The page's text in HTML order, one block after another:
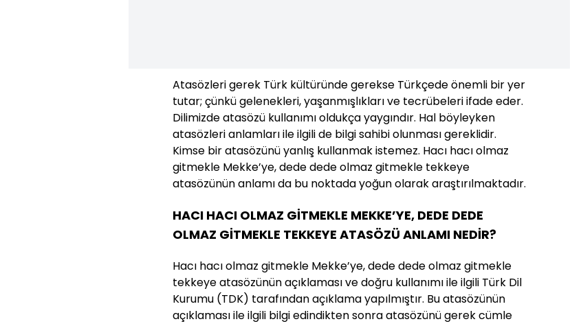
Atasözleri gerek Türk kültüründe gerekse Türkçede önemli bir yer
tutar; çünkü gelenekleri, yaşanmışlıkları ve tecrübeleri ifade eder.
Dilimizde atasözü kullanımı oldukça yaygındır. Hal böyleyken
atasözleri anlamları ile ilgili de bilgi sahibi olunması gereklidir.
Kimse bir atasözünü yanlış kullanmak istemez. Hacı hacı olmaz
gitmekle Mekke’ye, dede dede olmaz gitmekle tekkeye
atasözünün anlamı da bu noktada yoğun olarak araştırılmaktadır.
HACI HACI OLMAZ GİTMEKLE MEKKE’YE, DEDE DEDE
OLMAZ GİTMEKLE TEKKEYE ATASÖZÜ ANLAMI NEDİR?
Hacı hacı olmaz gitmekle Mekke’ye, dede dede olmaz gitmekle
tekkeye atasözünün açıklaması ve doğru kullanımı ile ilgili Türk Dil
Kurumu (TDK) tarafından açıklama yapılmıştır. Bu atasözünün
açıklaması ile ilgili bilgi edindikten sonra atasözünü gerek cümle